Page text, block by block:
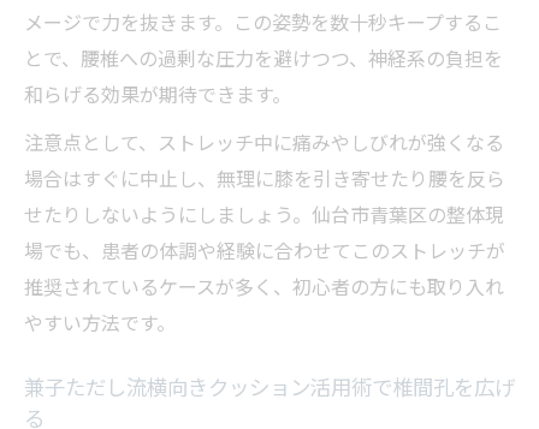
メージで力を抜きます。この姿勢を数十秒キープするこ
とで、腰椎への過剰な圧力を避けつつ、神経系の負担を
和らげる効果が期待できます。
注意点として、ストレッチ中に痛みやしびれが強くなる
場合はすぐに中止し、無理に膝を引き寄せたり腰を反ら
せたりしないようにしましょう。仙台市青葉区の整体現
場でも、患者の体調や経験に合わせてこのストレッチが
推奨されているケースが多く、初心者の方にも取り入れ
やすい方法です。
兼子ただし流横向きクッション活用術で椎間孔を広げ
る